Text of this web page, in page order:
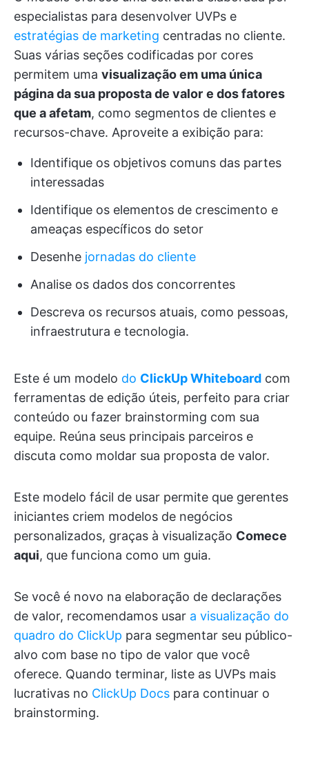
especialistas para desenvolver UVPs e
estratégias de marketing centradas no cliente.
Suas várias seções codificadas por cores
permitem uma visualização em uma única
página da sua proposta de valor e dos fatores
que a afetam, como segmentos de clientes e
recursos-chave. Aproveite a exibição para:
Identifique os objetivos comuns das partes
interessadas
Identifique os elementos de crescimento e
ameaças específicos do setor
Desenhe jornadas do cliente
Analise os dados dos concorrentes
Descreva os recursos atuais, como pessoas,
infraestrutura e tecnologia.
Este é um modelo do ClickUp Whiteboard com
ferramentas de edição úteis, perfeito para criar
conteúdo ou fazer brainstorming com sua
equipe. Reúna seus principais parceiros e
discuta como moldar sua proposta de valor.
Este modelo fácil de usar permite que gerentes
iniciantes criem modelos de negócios
personalizados, graças à visualização Comece
aqui, que funciona como um guia.
Se você é novo na elaboração de declarações
de valor, recomendamos usar a visualização do
quadro do ClickUp para segmentar seu público-
alvo com base no tipo de valor que você
oferece. Quando terminar, liste as UVPs mais
lucrativas no ClickUp Docs para continuar o
brainstorming.